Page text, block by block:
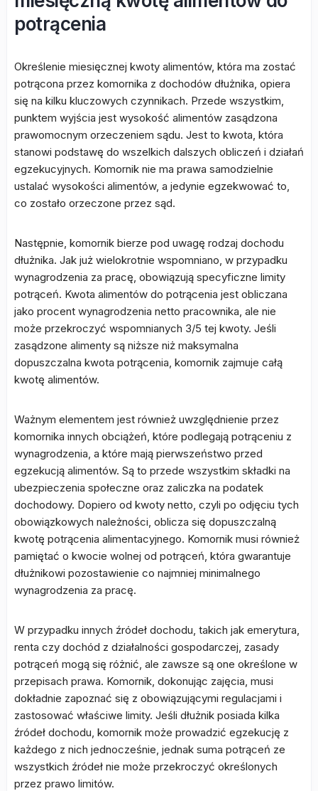
potrącenia
Określenie miesięcznej kwoty alimentów, która ma zostać
potrącona przez komornika z dochodów dłużnika, opiera
się na kilku kluczowych czynnikach. Przede wszystkim,
punktem wyjścia jest wysokość alimentów zasądzona
prawomocnym orzeczeniem sądu. Jest to kwota, która
stanowi podstawę do wszelkich dalszych obliczeń i działań
egzekucyjnych. Komornik nie ma prawa samodzielnie
ustalać wysokości alimentów, a jedynie egzekwować to,
co zostało orzeczone przez sąd.
Następnie, komornik bierze pod uwagę rodzaj dochodu
dłużnika. Jak już wielokrotnie wspomniano, w przypadku
wynagrodzenia za pracę, obowiązują specyficzne limity
potrąceń. Kwota alimentów do potrącenia jest obliczana
jako procent wynagrodzenia netto pracownika, ale nie
może przekroczyć wspomnianych 3/5 tej kwoty. Jeśli
zasądzone alimenty są niższe niż maksymalna
dopuszczalna kwota potrącenia, komornik zajmuje całą
kwotę alimentów.
Ważnym elementem jest również uwzględnienie przez
komornika innych obciążeń, które podlegają potrąceniu z
wynagrodzenia, a które mają pierwszeństwo przed
egzekucją alimentów. Są to przede wszystkim składki na
ubezpieczenia społeczne oraz zaliczka na podatek
dochodowy. Dopiero od kwoty netto, czyli po odjęciu tych
obowiązkowych należności, oblicza się dopuszczalną
kwotę potrącenia alimentacyjnego. Komornik musi również
pamiętać o kwocie wolnej od potrąceń, która gwarantuje
dłużnikowi pozostawienie co najmniej minimalnego
wynagrodzenia za pracę.
W przypadku innych źródeł dochodu, takich jak emerytura,
renta czy dochód z działalności gospodarczej, zasady
potrąceń mogą się różnić, ale zawsze są one określone w
przepisach prawa. Komornik, dokonując zajęcia, musi
dokładnie zapoznać się z obowiązującymi regulacjami i
zastosować właściwe limity. Jeśli dłużnik posiada kilka
źródeł dochodu, komornik może prowadzić egzekucję z
każdego z nich jednocześnie, jednak suma potrąceń ze
wszystkich źródeł nie może przekroczyć określonych
przez prawo limitów.